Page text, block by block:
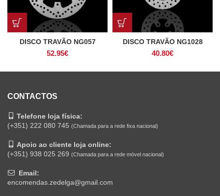
DISCO TRAVÃO NG057
52.95€
DISCO TRAVÃO NG1028
40.80€
CONTACTOS
Telefone loja física:
(+351) 222 080 745 (Chamada para a rede fixa nacional)
Apoio ao cliente loja online:
(+351) 938 025 269 (Chamada para a rede móvel nacional)
Email:
encomendas.zedelga@gmail.com